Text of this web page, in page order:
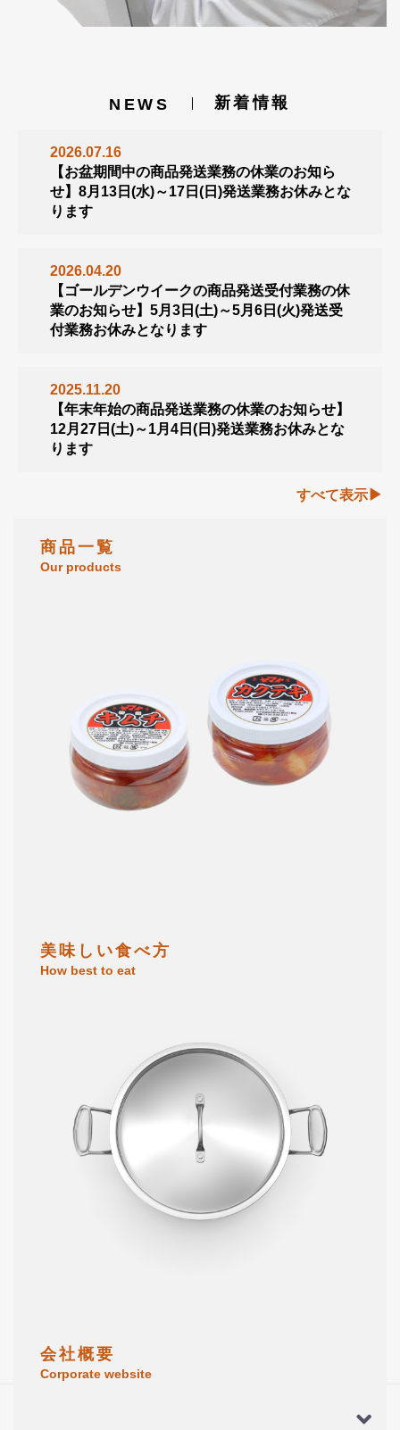
NEWS 新着情報
2026.07.16
【お盆期間中の商品発送業務の休業のお知ら
せ】8月13日(水)～17日(日)発送業務お休みとな
ります
2026.04.20
【ゴールデンウイークの商品発送受付業務の休
業のお知らせ】5月3日(土)～5月6日(火)発送受
付業務お休みとなります
2025.11.20
【年末年始の商品発送業務の休業のお知らせ】
12月27日(土)～1月4日(日)発送業務お休みとな
ります
すべて表示
商 品 一 覧
Our products
美 味 し い 食 べ 方
How best to eat
会 社 概 要
Corporate website